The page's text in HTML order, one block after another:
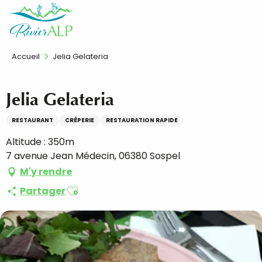
contenu
FR
Accueil Jelia Gelateria
Jelia Gelateria
RESTAURANT CRÊPERIE RESTAURATION RAPIDE
Altitude : 350m
7 avenue Jean Médecin, 06380 Sospel
M'y rendre
PartagerAjouter aux favoris